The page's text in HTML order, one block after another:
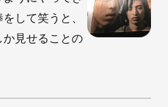
して笑うと、
見せることの